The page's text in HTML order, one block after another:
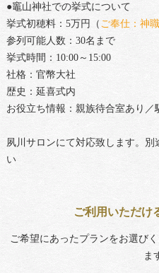
●竈山神社での挙式について
挙式初穂料：5万円（ ご奉仕：神
参列可能人数：30名まで
挙式時間：10:00～15:00
社格：官幣大社
歴史：延喜式内
お役立ち情報：親族待合室あり／
夙川サロンにて対応致します。
い
ご利用いただけ
ご希望にあったプランをお選び
ま